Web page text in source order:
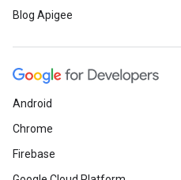
Blog Apigee
Android
Chrome
Firebase